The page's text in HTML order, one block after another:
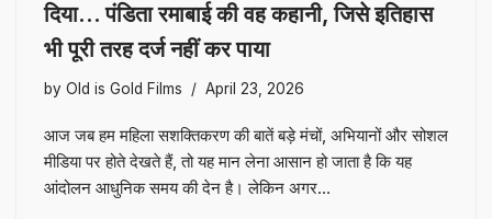
दिया… पंडिता रमाबाई की वह कहानी, जिसे इतिहास
भी पूरी तरह दर्ज नहीं कर पाया
by Old is Gold Films April 23, 2026
आज जब हम महिला सशक्तिकरण की बातें बड़े मंचों, अभियानों और सोशल
मीडिया पर होते देखते हैं, तो यह मान लेना आसान हो जाता है कि यह
आंदोलन आधुनिक समय की देन है। लेकिन अगर…